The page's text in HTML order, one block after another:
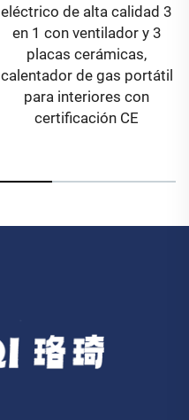
eléctrico de alta calidad 3
en 1 con ventilador y 3
placas cerámicas,
calentador de gas portátil
para interiores con
certificación CE